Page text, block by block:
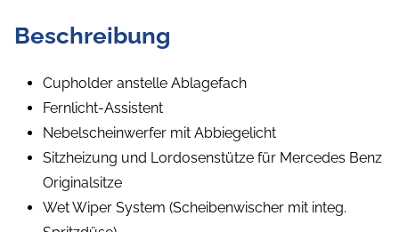
Beschreibung
Cupholder anstelle Ablagefach
Fernlicht-Assistent
Nebelscheinwerfer mit Abbiegelicht
Sitzheizung und Lordosenstütze für Mercedes Benz
Originalsitze
Wet Wiper System (Scheibenwischer mit integ.